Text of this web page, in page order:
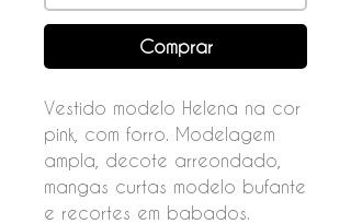
Comprar
Vestido modelo Helena na cor
pink, com forro. Modelagem
ampla, decote arreondado,
mangas curtas modelo bufante
e recortes em babados.